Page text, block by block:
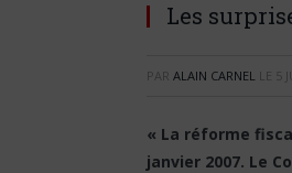
Les
PAR ALAIN CARNEL LE 5
« La réforme
janvier 2007. Le